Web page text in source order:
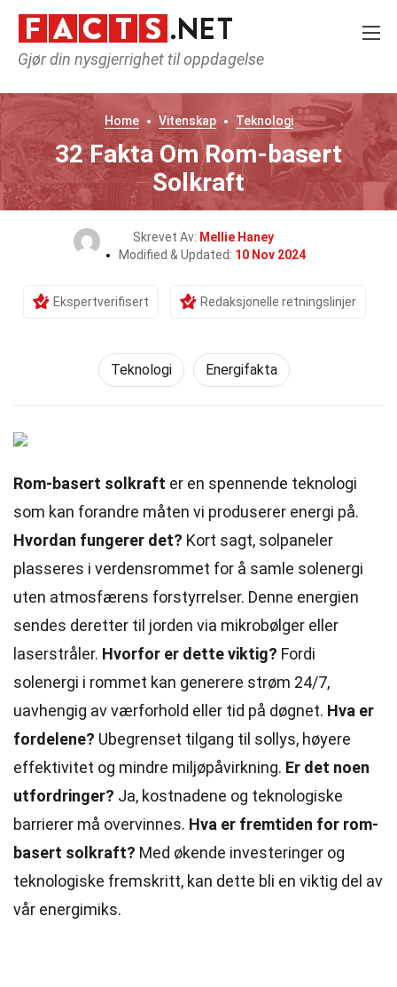
Gjør din nysgjerrighet til oppdagelse
Home Vitenskap Teknologi
32 Fakta Om Rom-basert
Solkraft
Skrevet Av: Mellie Haney
Modified & Updated: 10 Nov 2024
Ekspertverifisert Redaksjonelle retningslinjer
Teknologi Energifakta
Rom-basert solkraft er en spennende teknologi
som kan forandre måten vi produserer energi på.
Hvordan fungerer det? Kort sagt, solpaneler
plasseres i verdensrommet for å samle solenergi
uten atmosfærens forstyrrelser. Denne energien
sendes deretter til jorden via mikrobølger eller
laserstråler. Hvorfor er dette viktig? Fordi
solenergi i rommet kan generere strøm 24/7,
uavhengig av værforhold eller tid på døgnet. Hva er
fordelene? Ubegrenset tilgang til sollys, høyere
effektivitet og mindre miljøpåvirkning. Er det noen
utfordringer? Ja, kostnadene og teknologiske
barrierer må overvinnes. Hva er fremtiden for rom-
basert solkraft? Med økende investeringer og
teknologiske fremskritt, kan dette bli en viktig del av
vår energimiks.